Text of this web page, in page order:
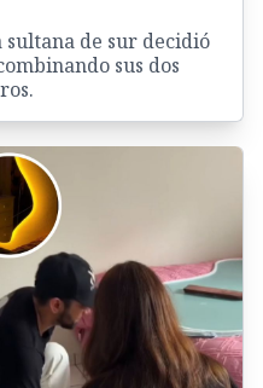
de sur decidió
sus dos